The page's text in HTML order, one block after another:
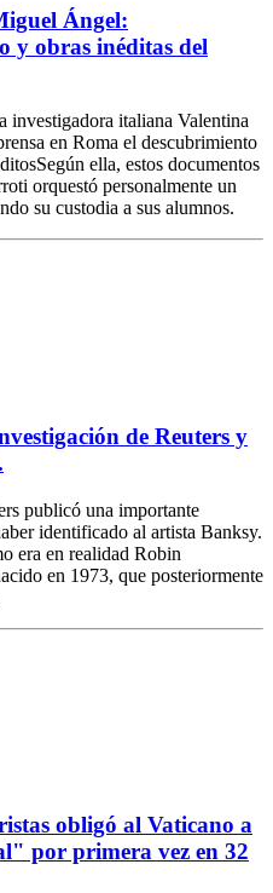
Ángel:
y obras inéditas del
investigadora italiana Valentina
en Roma el descubrimiento
ella, estos documentos
orquestó personalmente un
su custodia a sus alumnos.
de Reuters y
publicó una importante
identificado al artista Banksy.
era en realidad Robin
en 1973, que posteriormente
obligó al Vaticano a
por primera vez en 32